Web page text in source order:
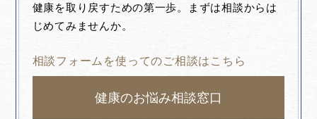
健康を取り戻すための第一歩。まずは相談からは
じめてみませんか。
相談フォームを使ってのご相談はこちら
健康のお悩み相談窓口